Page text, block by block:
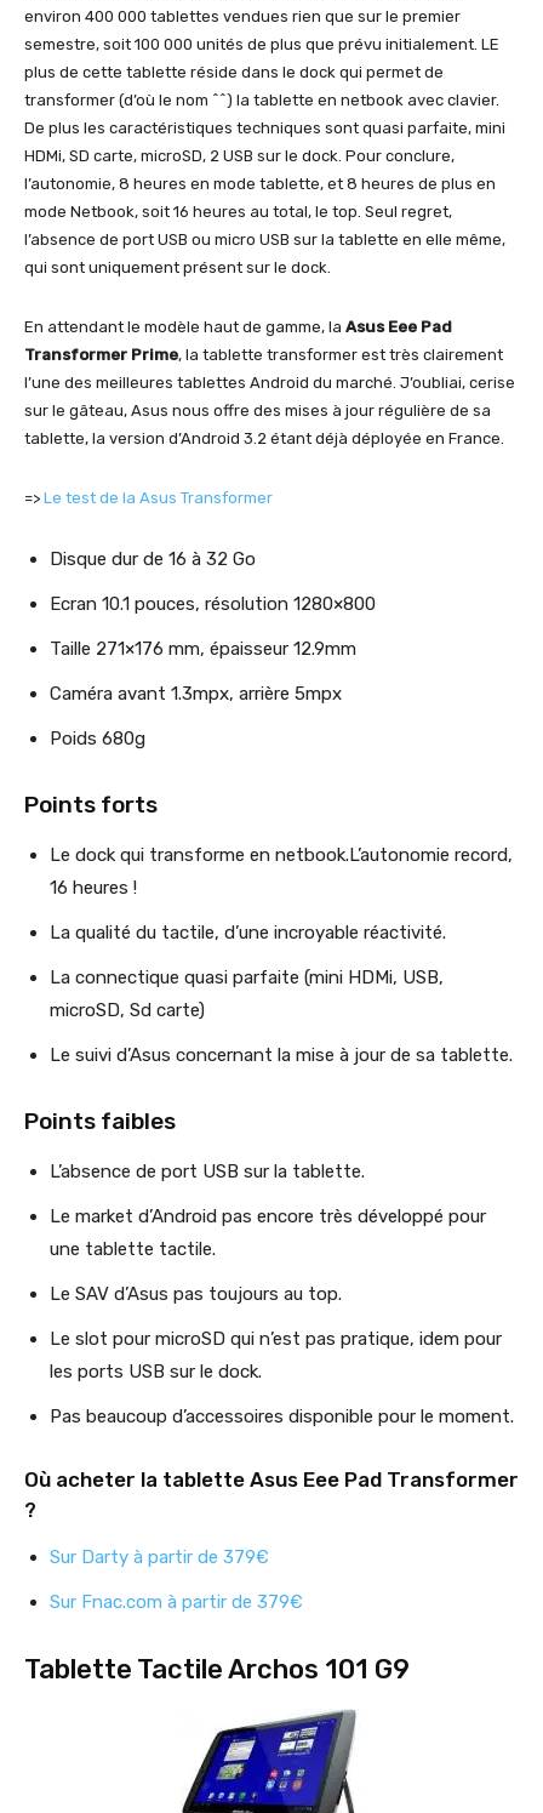
environ 400 000 tablettes vendues rien que sur le premier
semestre, soit 100 000 unités de plus que prévu initialement. LE
plus de cette tablette réside dans le dock qui permet de
transformer (d’où le nom ^^) la tablette en netbook avec clavier.
De plus les caractéristiques techniques sont quasi parfaite, mini
HDMi, SD carte, microSD, 2 USB sur le dock. Pour conclure,
l’autonomie, 8 heures en mode tablette, et 8 heures de plus en
mode Netbook, soit 16 heures au total, le top. Seul regret,
l’absence de port USB ou micro USB sur la tablette en elle même,
qui sont uniquement présent sur le dock.
En attendant le modèle haut de gamme, la Asus Eee Pad
Transformer Prime, la tablette transformer est très clairement
l’une des meilleures tablettes Android du marché. J’oubliai, cerise
sur le gâteau, Asus nous offre des mises à jour régulière de sa
tablette, la version d’Android 3.2 étant déjà déployée en France.
=> Le test de la Asus Transformer
Disque dur de 16 à 32 Go
Ecran 10.1 pouces, résolution 1280×800
Taille 271×176 mm, épaisseur 12.9mm
Caméra avant 1.3mpx, arrière 5mpx
Poids 680g
Points forts
Le dock qui transforme en netbook.L’autonomie record,
16 heures !
La qualité du tactile, d’une incroyable réactivité.
La connectique quasi parfaite (mini HDMi, USB,
microSD, Sd carte)
Le suivi d’Asus concernant la mise à jour de sa tablette.
Points faibles
L’absence de port USB sur la tablette.
Le market d’Android pas encore très développé pour
une tablette tactile.
Le SAV d’Asus pas toujours au top.
Le slot pour microSD qui n’est pas pratique, idem pour
les ports USB sur le dock.
Pas beaucoup d’accessoires disponible pour le moment.
Où acheter la tablette Asus Eee Pad Transformer
?
Sur Darty à partir de 379€
Sur Fnac.com à partir de 379€
Tablette Tactile Archos 101 G9